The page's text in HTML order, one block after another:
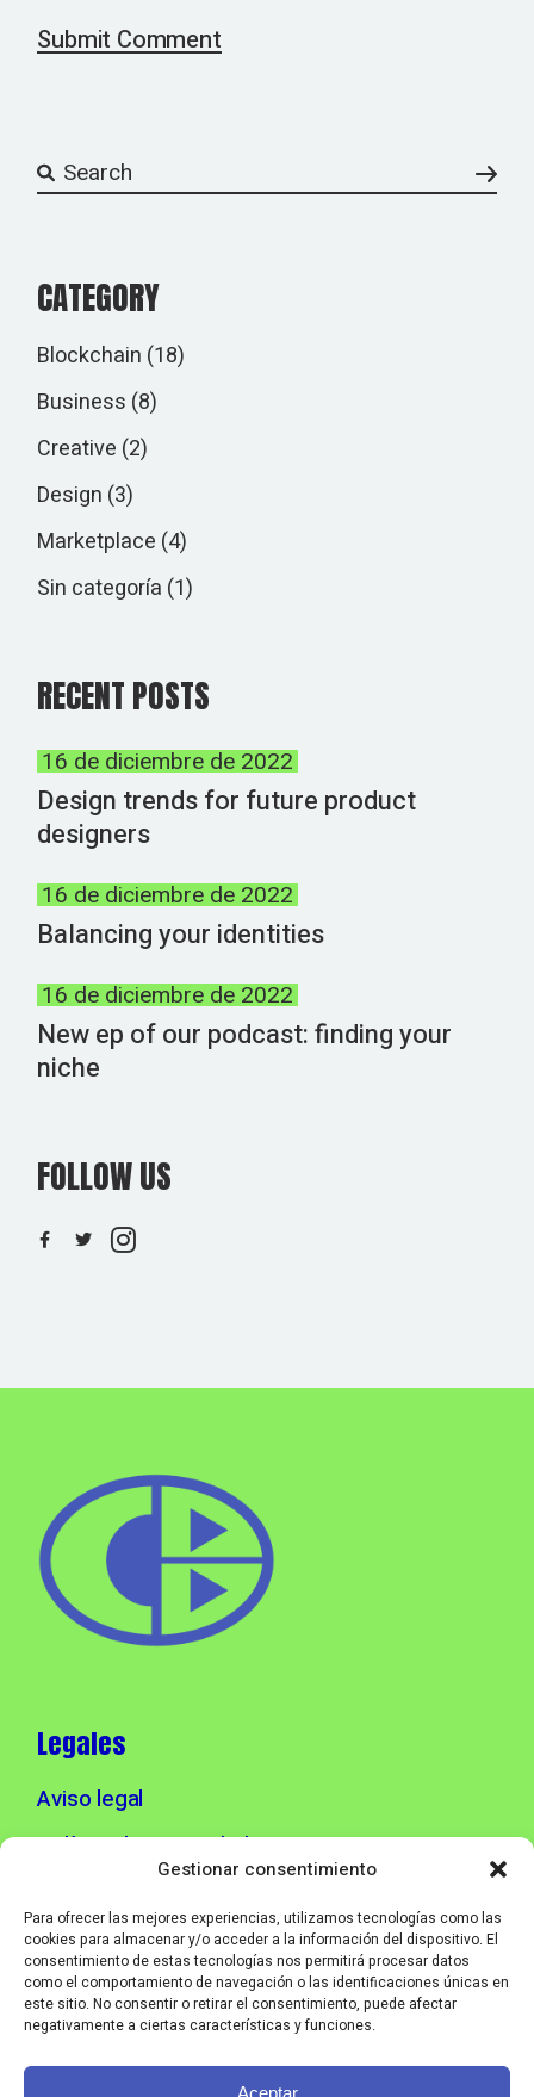
Gestionar consentimiento
Para ofrecer las mejores experiencias, utilizamos tecnologías como las
cookies para almacenar y/o acceder a la información del dispositivo. El
consentimiento de estas tecnologías nos permitirá procesar datos
como el comportamiento de navegación o las identificaciones únicas en
este sitio. No consentir o retirar el consentimiento, puede afectar
negativamente a ciertas características y funciones.
Aceptar
Submit Comment
CATEGORY
Blockchain (18)
Business (8)
Creative (2)
Design (3)
Marketplace (4)
Sin categoría (1)
RECENT POSTS
16 de diciembre de 2022
Design trends for future product
designers
16 de diciembre de 2022
Balancing your identities
16 de diciembre de 2022
New ep of our podcast: finding your
niche
FOLLOW US
Legales
Aviso legal
Política de privacidad
Info contacto
info@corebmusic.es